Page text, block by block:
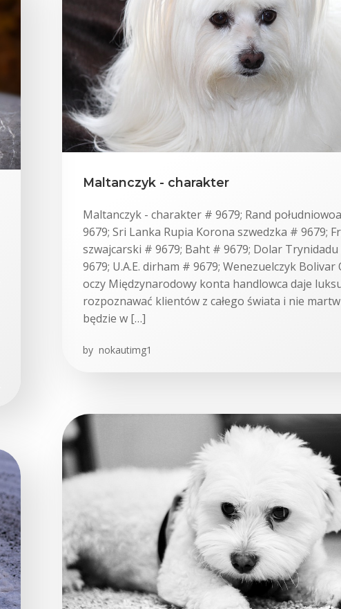
Maltanczyk - charakter
Maltanczyk - charakter # 9679; Rand
9679; Sri Lanka Rupia Korona szwedzka # 9679;
szwajcarski # 9679; Baht # 9679; Dolar
9679; U.A.E. dirham # 9679; Wenezuelczyk Bolivar
oczy Międzynarodowy konta handlowca daje
rozpoznawać klientów z całego świata i nie
będzie w […]
by nokautimg1